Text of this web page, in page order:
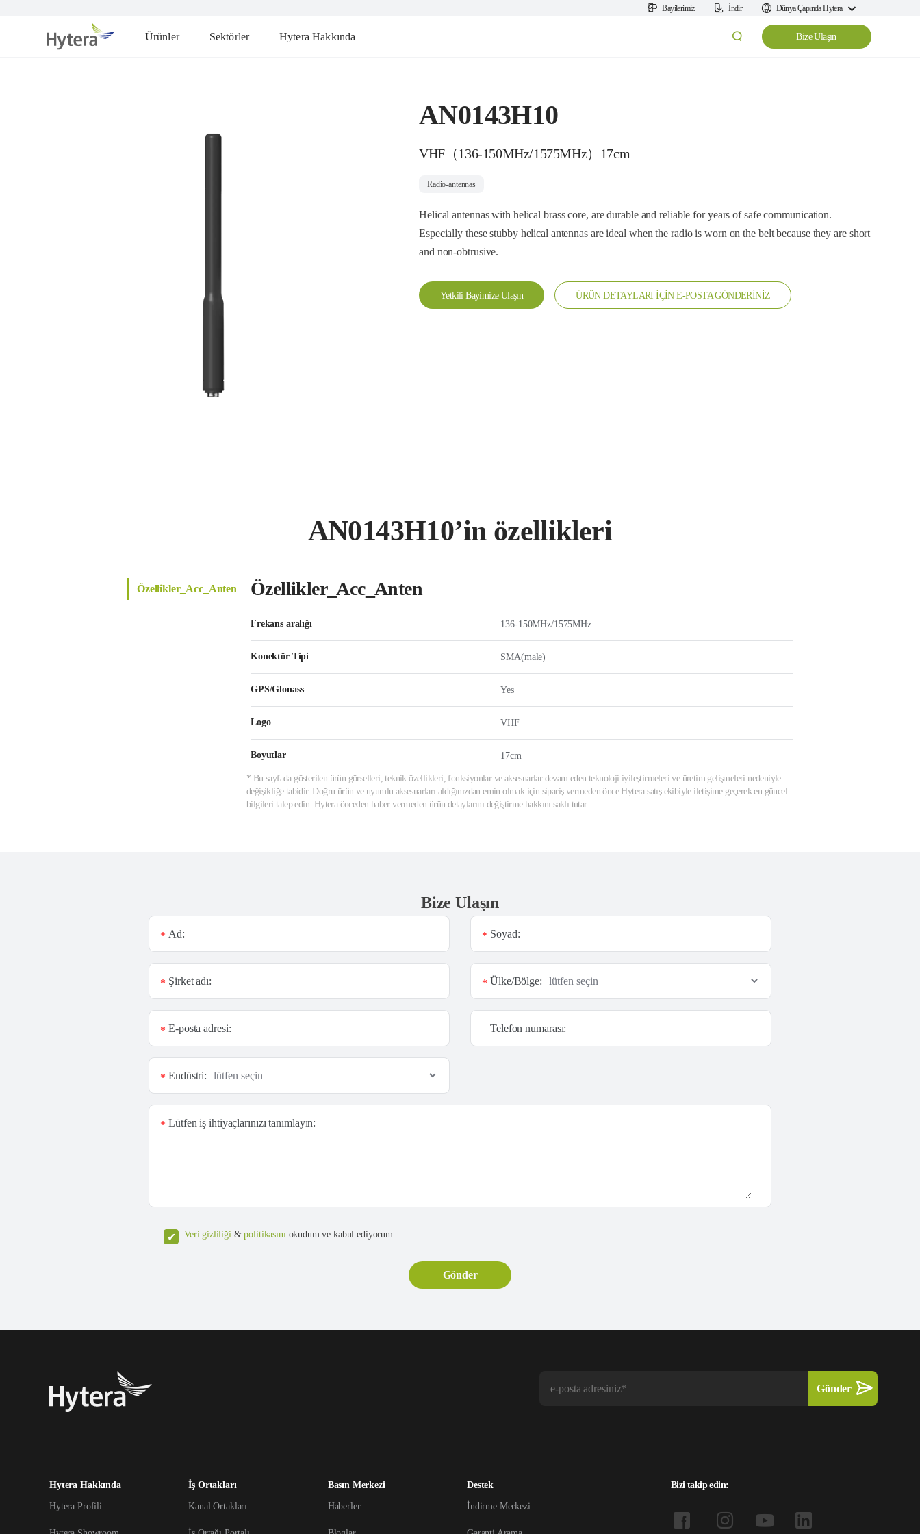
Bayilerimiz İndir Dünya Çapında Hytera
Ürünler Sektörler Hytera Hakkında Bize Ulaşın
AN0143H10
VHF（136-150MHz/1575MHz）17cm
Radio-antennas
Helical antennas with helical brass core, are durable and reliable for years of safe communication.
Especially these stubby helical antennas are ideal when the radio is worn on the belt because they are short
and non-obtrusive.
Yetkili Bayimize Ulaşın ÜRÜN DETAYLARI İÇİN E-POSTA GÖNDERİNİZ
AN0143H10’in özellikleri
Özellikler_Acc_Anten Özellikler_Acc_Anten
Frekans aralığı 136-150MHz/1575MHz
Konektör Tipi SMA(male)
GPS/Glonass Yes
Logo VHF
Boyutlar 17cm
* Bu sayfada gösterilen ürün görselleri, teknik özellikleri, fonksiyonlar ve aksesuarlar devam eden teknoloji iyileştirmeleri ve üretim gelişmeleri nedeniyle
değişikliğe tabidir. Doğru ürün ve uyumlu aksesuarları aldığınızdan emin olmak için sipariş vermeden önce Hytera satış ekibiyle iletişime geçerek en güncel
bilgileri talep edin. Hytera önceden haber vermeden ürün detaylarını değiştirme hakkını saklı tutar.
Bize Ulaşın
Ad:
* Soyad:
*
Şirket adı:
* Ülke/Bölge:
*
E-posta adresi:
* Telefon numarası:
Endüstri:
*
Lütfen iş ihtiyaçlarınızı tanımlayın:
*
Veri gizliliği&politikasınıokudum ve kabul ediyorum
Hytera Hakkında
Hytera Profili
İş Ortakları
Kanal Ortakları
Basın Merkezi
Haberler
Destek
İndirme Merkezi
Bizi takip edin: